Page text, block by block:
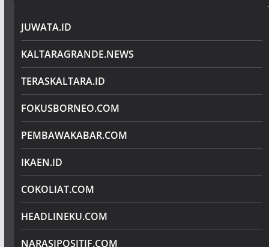
JUWATA.ID
KALTARAGRANDE.NEWS
TERASKALTARA.ID
FOKUSBORNEO.COM
PEMBAWAKABAR.COM
IKAEN.ID
COKOLIAT.COM
HEADLINEKU.COM
NARASIPOSITIF.COM